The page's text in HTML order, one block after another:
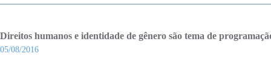
Direitos humanos e identidade de gênero são tema de
05/08/2016